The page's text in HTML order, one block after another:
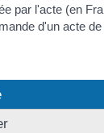
par l'acte (en
d'un acte